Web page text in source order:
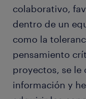
colaborativo,
dentro de un
como la
pensamiento
proyectos, se le
información y